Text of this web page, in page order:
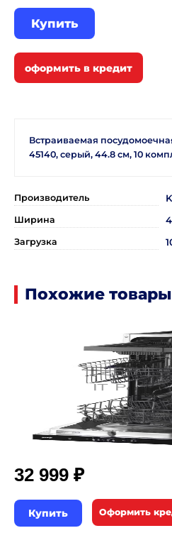
Купить
Встраиваемая
45140, серый, 44.8 см, 10
Производитель
Ширина
Загрузка
Похожие товары
32 999 ₽
Купить Оформить